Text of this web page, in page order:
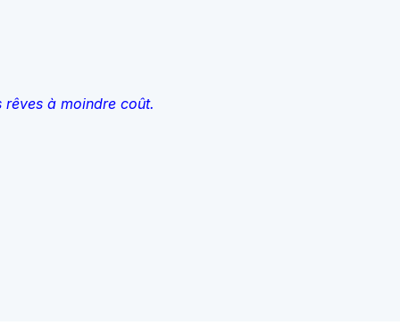
à moindre coût.